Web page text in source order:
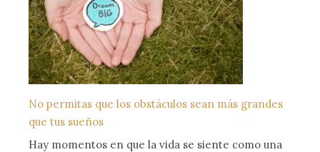
No permitas que los obstáculos sean más grandes
que tus sueños
Hay momentos en que la vida se siente como una